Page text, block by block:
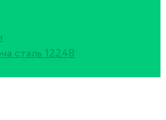
сталь 12248